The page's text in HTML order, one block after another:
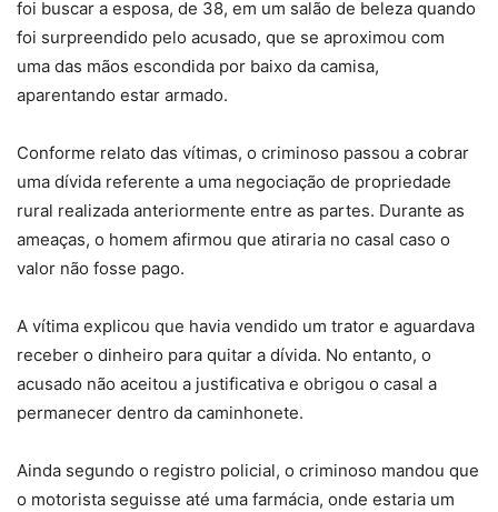
foi buscar a esposa, de 38, em um salão de beleza quando
foi surpreendido pelo acusado, que se aproximou com
uma das mãos escondida por baixo da camisa,
aparentando estar armado.
Conforme relato das vítimas, o criminoso passou a cobrar
uma dívida referente a uma negociação de propriedade
rural realizada anteriormente entre as partes. Durante as
ameaças, o homem afirmou que atiraria no casal caso o
valor não fosse pago.
A vítima explicou que havia vendido um trator e aguardava
receber o dinheiro para quitar a dívida. No entanto, o
acusado não aceitou a justificativa e obrigou o casal a
permanecer dentro da caminhonete.
Ainda segundo o registro policial, o criminoso mandou que
o motorista seguisse até uma farmácia, onde estaria um